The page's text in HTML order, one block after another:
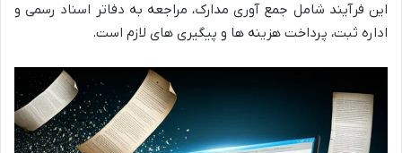
این فرآیند شامل جمع آوری مدارک، مراجعه به دفاتر اسناد رسمی و
اداره ثبت، پرداخت هزینه ها و پیگیری های لازم است.